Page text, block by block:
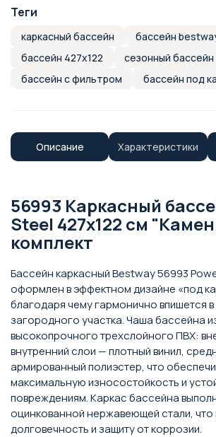
Теги
каркасный бассейн
бассейн
бассейн 427х122
сезонный бассейн
бассейн с фильтром
бассейн под
Описание Характеристики
56993 Каркасный
Steel 427х122 см
комплект
Бассейн каркасный Bestway 56993
оформлен в эффектном дизайне «под
благодаря чему гармонично впишется
загородного участка. Чаша бассейна
высокопрочного трехслойного ПВХ:
внутренний слои — плотный винил,
армированный полиэстер, что
максимальную износостойкость и
повреждениям. Каркас бассейна
оцинкованной нержавеющей стали, что
долговечность и защиту от коррозии.